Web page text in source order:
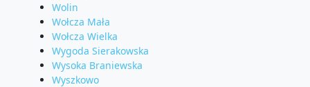
Wolin
Wołcza Mała
Wołcza Wielka
Wygoda Sierakowska
Wysoka Braniewska
Wyszkowo